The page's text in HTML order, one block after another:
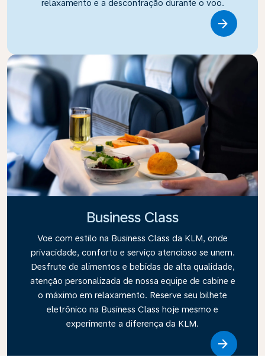
relaxamento e a descontração durante o voo.
Business Class
Voe com estilo na Business Class da KLM, onde
privacidade, conforto e serviço atencioso se unem.
Desfrute de alimentos e bebidas de alta qualidade,
atenção personalizada de nossa equipe de cabine e
o máximo em relaxamento. Reserve seu bilhete
eletrônico na Business Class hoje mesmo e
experimente a diferença da KLM.